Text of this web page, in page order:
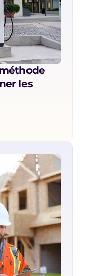
les